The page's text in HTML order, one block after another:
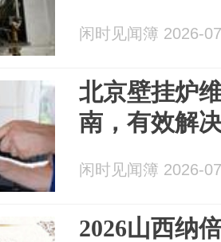
闲时见闻簿 2026-
北京壁挂炉
南，有效解
闲时见闻簿 2026-
2026山西纳